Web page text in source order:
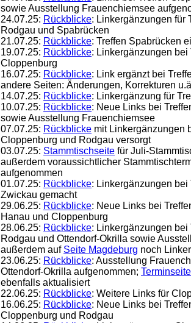
sowie Ausstellung Frauenchiemsee
24.07.25: Rückblicke: Linkergänzungen für
Rodgau und Spabrücken
21.07.25: Rückblicke: Treffen Spabrücken
19.07.25: Rückblicke: Linkergänzungen
Cloppenburg
16.07.25: Rückblicke: Link ergänzt bei
andere Seiten: Änderungen, Korrekturen
14.07.25: Rückblicke: Linkergänzung für
10.07.25: Rückblicke: Neue Links bei
sowie Ausstellung Frauenchiemsee
07.07.25: Rückblicke mit Linkergänzungen
Cloppenburg und Rodgau versorgt
03.07.25: Stammtischseite für Juli-
außerdem voraussichtlicher
aufgenommen
01.07.25: Rückblicke: Linkergänzungen
Zwickau gemacht
29.06.25: Rückblicke: Neue Links bei
Hanau und Cloppenburg
28.06.25: Rückblicke: Linkergänzungen
Rodgau und Ottendorf-Okrilla sowie
außerdem auf Seite Magdeburg noch
23.06.25: Rückblicke: Ausstellung
Ottendorf-Okrilla aufgenommen; Terminseite
ebenfalls aktualisiert
22.06.25: Rückblicke: Weitere Links für
16.06.25: Rückblicke: Neue Links bei
Cloppenburg und Rodgau